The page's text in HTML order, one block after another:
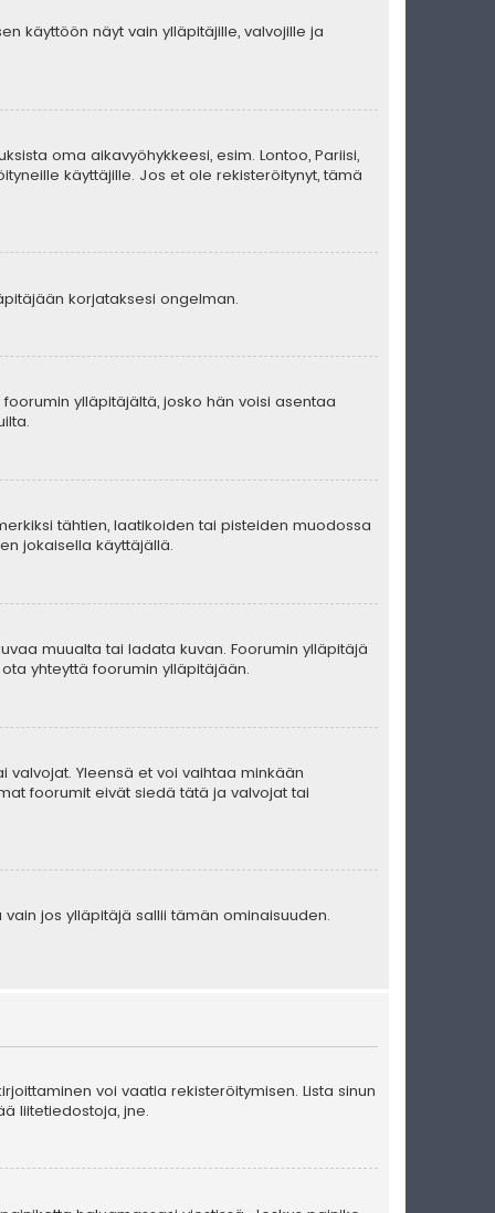
käyttöön näyt vain ylläpitäjille, valvojille ja
oma aikavyöhykkeesi, esim. Lontoo, Pariisi,
käyttäjille. Jos et ole rekisteröitynyt, tämä
korjataksesi ongelman.
ylläpitäjältä, josko hän voisi asentaa
tähtien, laatikoiden tai pisteiden muodossa
jokaisella käyttäjällä.
muualta tai ladata kuvan. Foorumin ylläpitäjä
yhteyttä foorumin ylläpitäjään.
valvojat. Yleensä et voi vaihtaa minkään
foorumit eivät siedä tätä ja valvojat tai
jos ylläpitäjä sallii tämän ominaisuuden.
voi vaatia rekisteröitymisen. Lista sinun
liitetiedostoja, jne.